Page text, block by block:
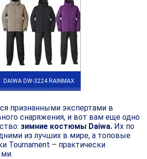
DAIWA DW-3224 RAINMAX
признанными экспертами в
снаряжения, и вот вам еще одно
зимние костюмы Daiwa. Их по
из лучших в мире, а топовые
Tournament – практически